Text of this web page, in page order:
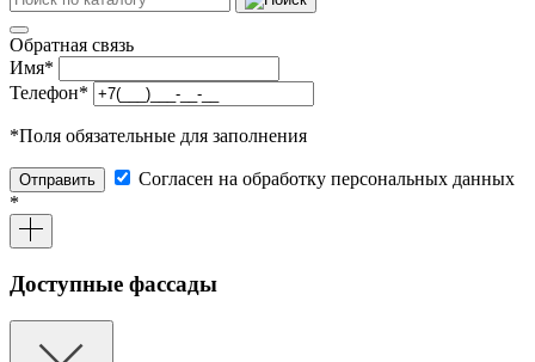
Обратная связь
Имя*
Телефон*
*Поля обязательные для заполнения
Отправить
Согласен на обработку персональных данных
*
Доступные фассады